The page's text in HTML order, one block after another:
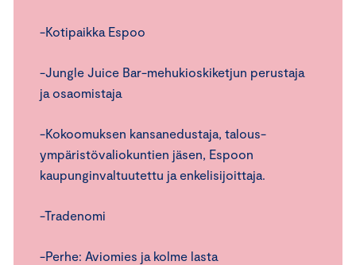
-Kotipaikka Espoo
-Jungle Juice Bar-mehukioskiketjun perustaja
ja osaomistaja
-Kokoomuksen kansanedustaja, talous-
ympäristövaliokuntien jäsen, Espoon
kaupunginvaltuutettu ja enkelisijoittaja.
-Tradenomi
-Perhe: Aviomies ja kolme lasta